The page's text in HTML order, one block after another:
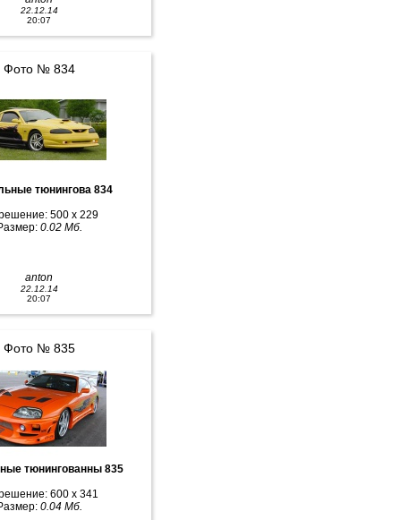
22.12.14
20:07
Фото № 834
тюнингова 834
500 x 229
0.02 Мб.
anton
22.12.14
20:07
Фото № 835
тюнингованны 835
600 x 341
0.04 Мб.